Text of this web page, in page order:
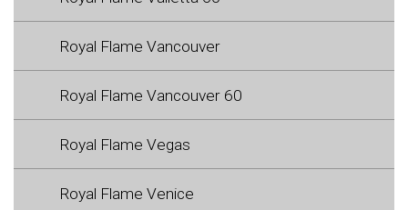
Royal Flame Vancouver
Royal Flame Vancouver 60
Royal Flame Vegas
Royal Flame Venice